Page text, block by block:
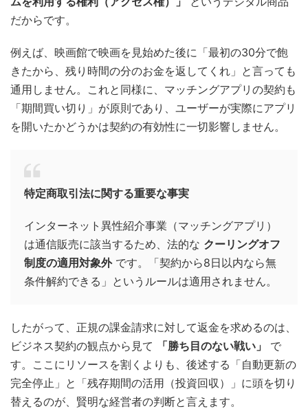
だからです。
例えば、映画館で映画を見始めた後に「最初の30分で飽
きたから、残り時間の分のお金を返してくれ」と言っても
通用しません。これと同様に、マッチングアプリの契約も
「期間買い切り」が原則であり、ユーザーが実際にアプリ
を開いたかどうかは契約の有効性に一切影響しません。
特定商取引法に関する重要な事実
インターネット異性紹介事業（マッチングアプリ）
は通信販売に該当するため、法的な クーリングオフ
制度の適用対象外です。「契約から8日以内なら無
条件解約できる」というルールは適用されません。
したがって、正規の課金請求に対して返金を求めるのは、
ビジネス契約の観点から見て
「勝ち目のない戦い」
で
す。ここにリソースを割くよりも、後述する「自動更新の
完全停止」と「残存期間の活用（投資回収）」に頭を切り
替えるのが、賢明な経営者の判断と言えます。